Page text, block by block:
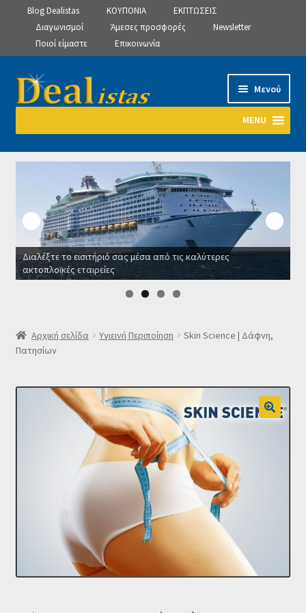
Blog Dealistas ΚΟΥΠΟΝΙΑ
ΕΚΠΤΩΣΕΙΣ
Διαγωνισμοί
Άμεσες προσφορές
Newsletter
Ποιοί είμαστε
Επικοινωνία
Απευθείας
μετάβαση
πλοήγηση
Μετάβαση
σε
Μενού
MENU
Αρχική
Manage Subscriptions
Manage Subscriptions
Manage Subscriptions
SLIDER
Δελτίο νέων
Επιβεβαίωση εγγραφής στο Newsletter του Dealistas.gr
Κατάστημα
Διαλέξτε το εισιτήριό σας μέσα από τις καλύτερες
ακτοπλοϊκές εταιρείες
Αρχική σελίδα Υγιεινή Περιποίηση
Skin Science | Δάφνη,
Πατησίων